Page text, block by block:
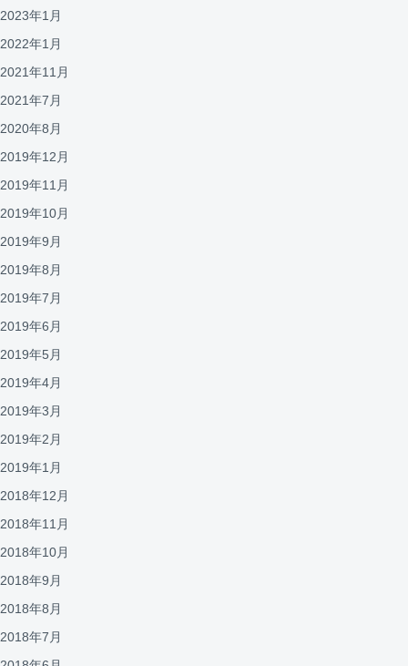
2023年1月
2022年1月
2021年11月
2021年7月
2020年8月
2019年12月
2019年11月
2019年10月
2019年9月
2019年8月
2019年7月
2019年6月
2019年5月
2019年4月
2019年3月
2019年2月
2019年1月
2018年12月
2018年11月
2018年10月
2018年9月
2018年8月
2018年7月